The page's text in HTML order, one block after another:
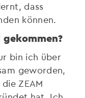
dass
können.
bin ich über
geworden,
ZEAM